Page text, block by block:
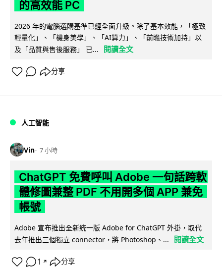
的高效能 PC
2026 年的電腦選購基準已經全面升級。除了基本效能，「極致
輕量化」、「機身美學」、「AI算力」、「前瞻技術加持」以
及「品質與售後服務」 已...
閱讀全文
分享
人工智能
Vin 7 小時
ChatGPT 免費呼叫 Adobe 一句話跨軟
體修圖兼整 PDF 不用開多個 APP 兼免
帳號
Adobe 宣布推出全新統一版 Adobe for ChatGPT 外掛，取代
去年推出三個獨立 connector，將 Photoshop、...
閱讀全文
1 ↗ 分享